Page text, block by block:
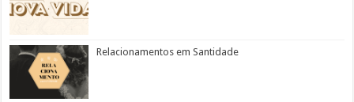
Relacionamentos em Santidade